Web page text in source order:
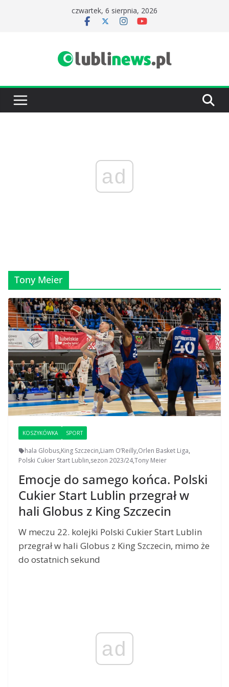
czwartek, 6 sierpnia, 2026
ad
Tony Meier
KOSZYKÓWKA SPORT
hala Globus,King Szczecin,Liam O’Reilly,Orlen Basket Liga,
Polski Cukier Start Lublin,sezon 2023/24,Tony Meier
Emocje do samego końca. Polski
Cukier Start Lublin przegrał w
hali Globus z King Szczecin
W meczu 22. kolejki Polski Cukier Start Lublin
przegrał w hali Globus z King Szczecin, mimo że
do ostatnich sekund
ad